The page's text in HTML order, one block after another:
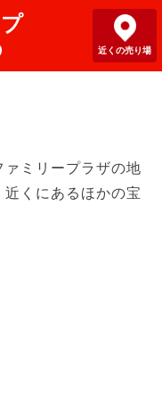
近くの売り場
ミリープラザの地
くにあるほかの宝